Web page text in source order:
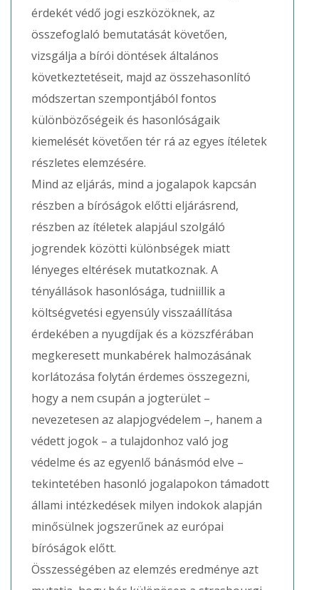
érdekét védő jogi eszközöknek, az
összefoglaló bemutatását követően,
vizsgálja a bírói döntések általános
következtetéseit, majd az összehasonlító
módszertan szempontjából fontos
különbözőségeik és hasonlóságaik
kiemelését követően tér rá az egyes ítéletek
részletes elemzésére.
Mind az eljárás, mind a jogalapok kapcsán
részben a bíróságok előtti eljárásrend,
részben az ítéletek alapjául szolgáló
jogrendek közötti különbségek miatt
lényeges eltérések mutatkoznak. A
tényállások hasonlósága, tudniillik a
költségvetési egyensúly visszaállítása
érdekében a nyugdíjak és a közszférában
megkeresett munkabérek halmozásának
korlátozása folytán érdemes összegezni,
hogy a nem csupán a jogterület –
nevezetesen az alapjogvédelem –, hanem a
védett jogok – a tulajdonhoz való jog
védelme és az egyenlő bánásmód elve –
tekintetében hasonló jogalapokon támadott
állami intézkedések milyen indokok alapján
minősülnek jogszerűnek az európai
bíróságok előtt.
Összességében az elemzés eredménye azt